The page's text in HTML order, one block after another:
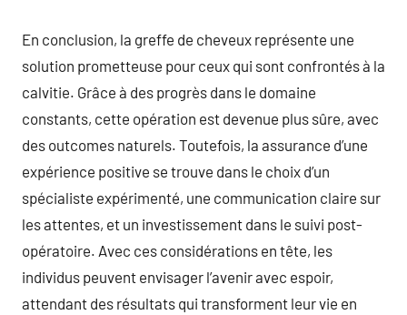
En conclusion, la greffe de cheveux représente une
solution prometteuse pour ceux qui sont confrontés à la
calvitie. Grâce à des progrès dans le domaine
constants, cette opération est devenue plus sûre, avec
des outcomes naturels. Toutefois, la assurance d’une
expérience positive se trouve dans le choix d’un
spécialiste expérimenté, une communication claire sur
les attentes, et un investissement dans le suivi post-
opératoire. Avec ces considérations en tête, les
individus peuvent envisager l’avenir avec espoir,
attendant des résultats qui transforment leur vie en